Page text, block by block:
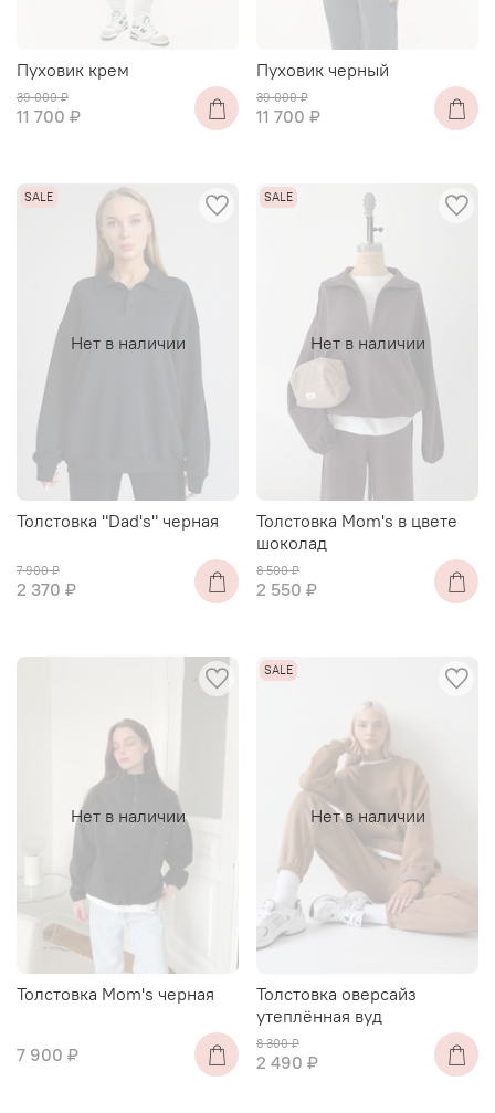
Пуховик крем
39 000 ₽
11 700 ₽
Пуховик черный
39 000 ₽
11 700 ₽
Нет в наличии
Толстовка "Dad's" черная
7 900 ₽
2 370 ₽
Нет в наличии
Толстовка Mоm's в цвете
шоколад
8 500 ₽
2 550 ₽
Нет в наличии
Толстовка Mоm's черная
7 900 ₽
Нет в наличии
Толстовка оверсайз
утеплённая вуд
8 300 ₽
2 490 ₽